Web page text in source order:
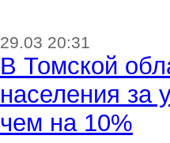
29.03 20:31
В Томской
населения за
чем на 10%